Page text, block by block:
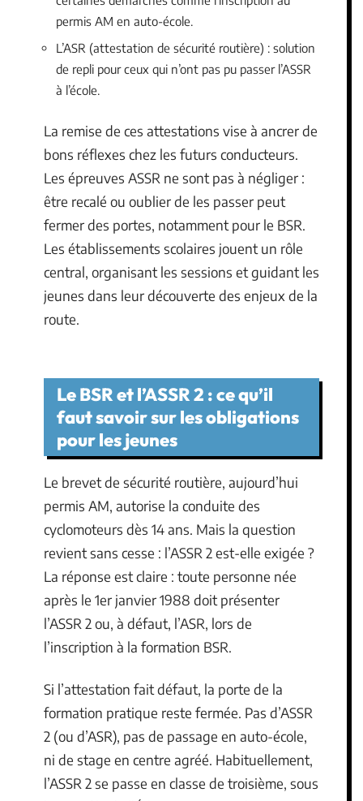
permis AM en auto-école.
L’ASR (attestation de sécurité routière) : solution
de repli pour ceux qui n’ont pas pu passer l’ASSR
à l’école.
La remise de ces attestations vise à ancrer de
bons réflexes chez les futurs conducteurs.
Les épreuves ASSR ne sont pas à négliger :
être recalé ou oublier de les passer peut
fermer des portes, notamment pour le BSR.
Les établissements scolaires jouent un rôle
central, organisant les sessions et guidant les
jeunes dans leur découverte des enjeux de la
route.
Le BSR et l’ASSR 2 : ce qu’il
faut savoir sur les obligations
pour les jeunes
Le brevet de sécurité routière, aujourd’hui
permis AM, autorise la conduite des
cyclomoteurs dès 14 ans. Mais la question
revient sans cesse : l’ASSR 2 est-elle exigée ?
La réponse est claire : toute personne née
après le 1er janvier 1988 doit présenter
l’ASSR 2 ou, à défaut, l’ASR, lors de
l’inscription à la formation BSR.
Si l’attestation fait défaut, la porte de la
formation pratique reste fermée. Pas d’ASSR
2 (ou d’ASR), pas de passage en auto-école,
ni de stage en centre agréé. Habituellement,
l’ASSR 2 se passe en classe de troisième, sous